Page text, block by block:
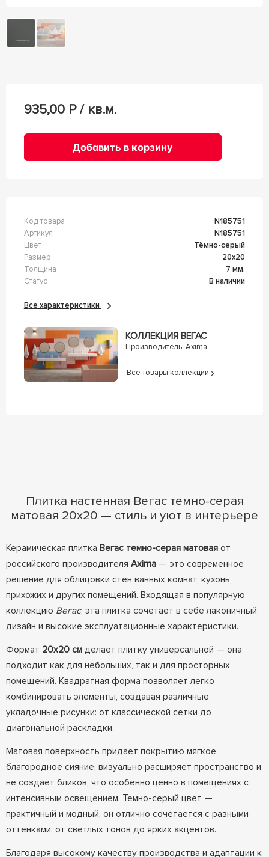
935,00 Р / кв.м.
Добавить в корзину
Код товара
n185751
Артикул
n185751
Цвет
Тёмно-серый
Размер
20x20
Толщина
7 мм.
Статус
В наличии
Все характеристики
КОЛЛЕКЦИЯ ВЕГАС
Производитель: Axima
Все товары коллекции
Плитка настенная Вегас темно-серая
матовая 20x20 — стиль и уют в интерьере
Керамическая плитка Вегас темно-серая матоваяот
российского производителя Axima— это современное
решение для облицовки стен ванных комнат, кухонь,
прихожих и других помещений. Входящая в популярную
коллекцию Вегас, эта плитка сочетает в себе лаконичный
дизайн и высокие эксплуатационные характеристики.
Формат 20x20 смделает плитку универсальной — она
подходит как для небольших, так и для просторных
помещений. Квадратная форма позволяет легко
комбинировать элементы, создавая различные
укладочные рисунки: от классической сетки до
диагональной раскладки.
Матовая поверхность придаёт покрытию мягкое,
благородное сияние, визуально расширяет пространство и
не создаёт бликов, что особенно ценно в помещениях с
интенсивным освещением. Темно-серый цвет —
практичный и модный, он отлично сочетается с разными
оттенками: от светлых тонов до ярких акцентов.
Благодаря высокому качеству производства и адаптации к